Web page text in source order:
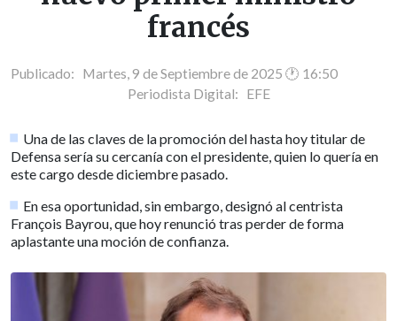
francés
Publicado: Martes, 9 de Septiembre de 2025 🕐 16:50
Periodista Digital: EFE
Una de las claves de la promoción del hasta hoy titular de
Defensa sería su cercanía con el presidente, quien lo quería en
este cargo desde diciembre pasado.
En esa oportunidad, sin embargo, designó al centrista
François Bayrou, que hoy renunció tras perder de forma
aplastante una moción de confianza.